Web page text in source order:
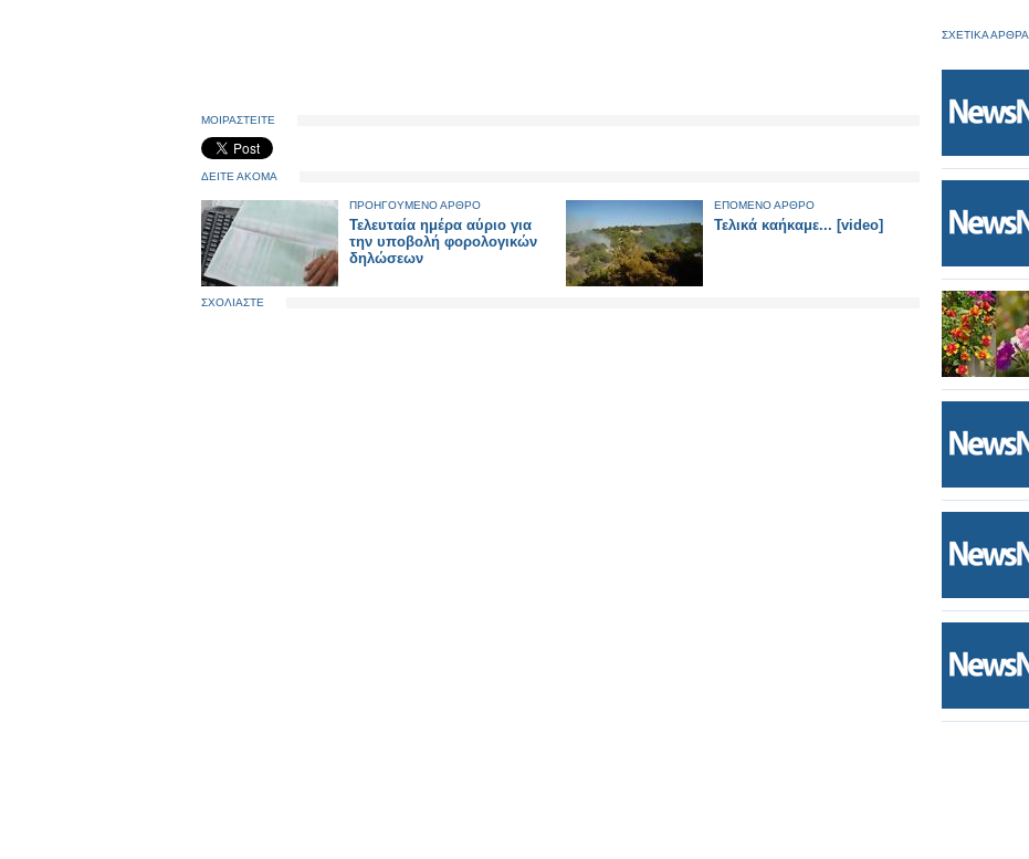
ΜΟΙΡΑΣΤΕΙΤΕ
ΔΕΙΤΕ ΑΚΟΜΑ
ΠΡΟΗΓΟΥΜΕΝΟ ΑΡΘΡΟ
Τελευταία ημέρα αύριο για
την υποβολή φορολογικών
δηλώσεων
ΕΠΟΜΕΝΟ ΑΡΘΡΟ
Τελικά καήκαμε... [video]
ΣΧΟΛΙΑΣΤΕ
ΣΧΕΤΙΚΑ ΑΡΘΡΑ